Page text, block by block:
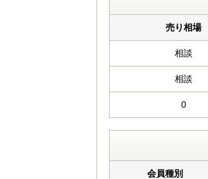
売り相場
相談
相談
0
会員種別